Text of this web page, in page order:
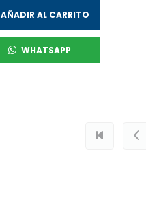
AÑADIR AL CARRITO
WHATSAPP